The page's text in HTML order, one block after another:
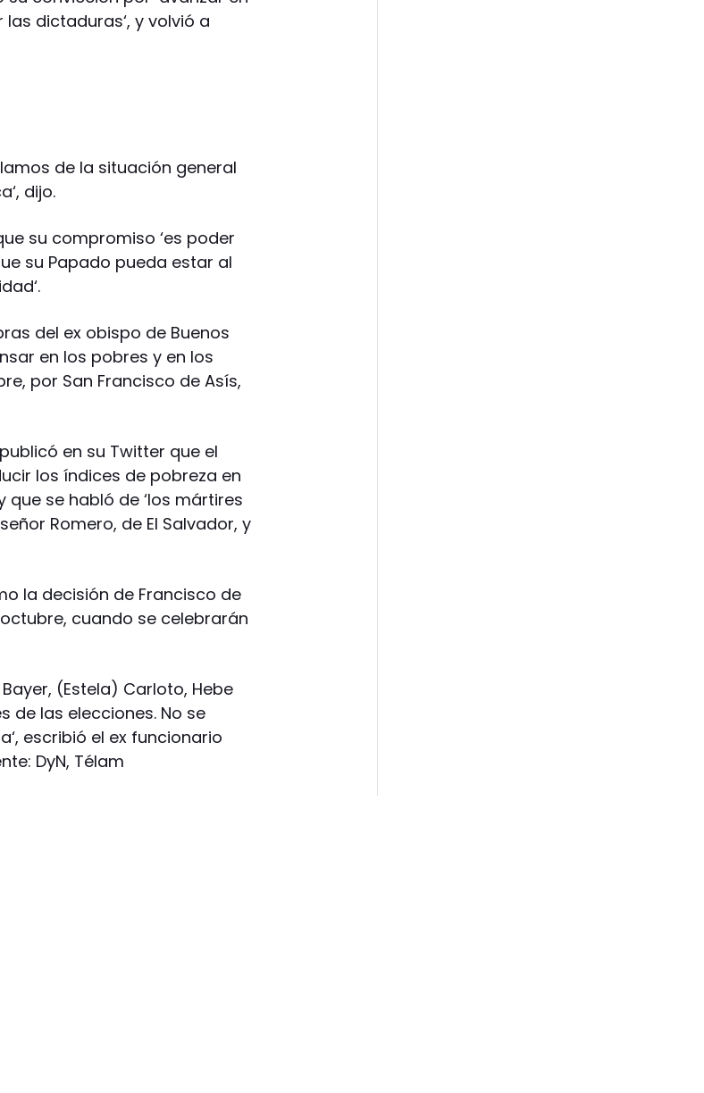
dictaduras‘, y volvió a
de la situación general
dijo.
su compromiso ‘es poder
su Papado pueda estar al
del ex obispo de Buenos
en los pobres y en los
por San Francisco de Asís,
en su Twitter que el
los índices de pobreza en
se habló de ‘los mártires
Romero, de El Salvador, y
la decisión de Francisco de
cuando se celebrarán
(Estela) Carloto, Hebe
de las elecciones. No se
escribió el ex funcionario
DyN, Télam